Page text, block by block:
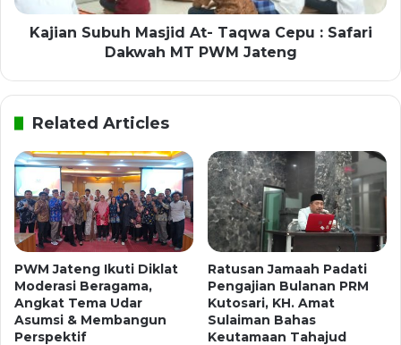
Kajian Subuh Masjid At- Taqwa Cepu : Safari
Dakwah MT PWM Jateng
Related Articles
PWM Jateng Ikuti Diklat
Moderasi Beragama,
Angkat Tema Udar
Asumsi & Membangun
Perspektif
Ratusan Jamaah Padati
Pengajian Bulanan PRM
Kutosari, KH. Amat
Sulaiman Bahas
Keutamaan Tahajud